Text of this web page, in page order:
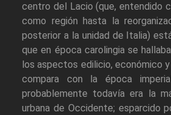
centro del Lacio (que, entendido
como región hasta la
posterior a la unidad de Italia)
que en época carolingia se
los aspectos edilicio, económico
compara con la época
probablemente todavía era la
urbana de Occidente; esparcido